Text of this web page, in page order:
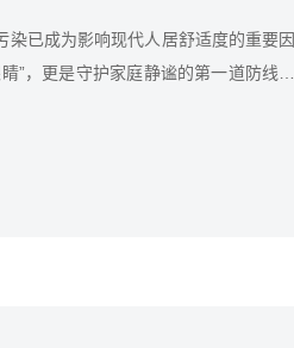
已成为影响现代人居舒适度的重要因
”，更是守护家庭静谧的第一道防线。